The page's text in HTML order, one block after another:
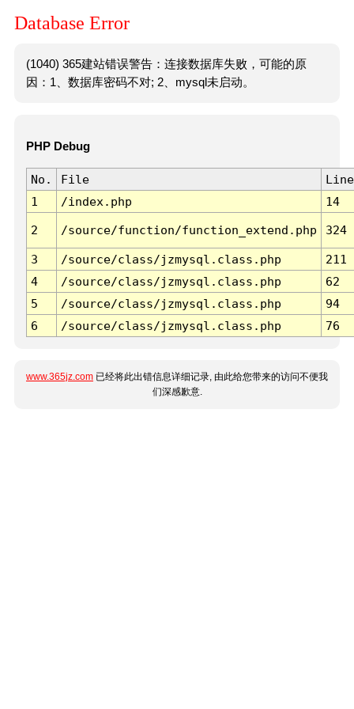
Database Error
(1040) 365建站错误警告：连接数据库失败，可能的原
因：1、数据库密码不对; 2、mysql未启动。
PHP Debug
No. File
Line
1
/index.php 14
2 /source/function/function_extend.php 324
3 /source/class/jzmysql.class.php
211
4
/source/class/jzmysql.class.php
62
5
/source/class/jzmysql.class.php
94
6
/source/class/jzmysql.class.php 76
www.365jz.com 已经将此出错信息详细记录, 由此给您带来的访问不便我
们深感歉意.